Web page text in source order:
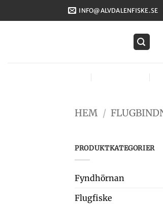
to
INFO@ALVDALENFISKE.SE
HEM /
PRODUKTKATEGORIER
Fyndhörnan
Flugfiske